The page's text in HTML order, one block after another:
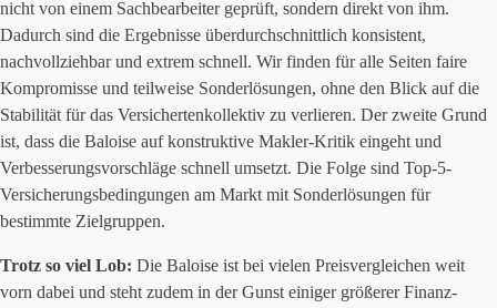
nicht von einem Sachbearbeiter geprüft, sondern direkt von ihm.
Dadurch sind die Ergebnisse überdurchschnittlich konsistent,
nachvollziehbar und extrem schnell. Wir finden für alle Seiten faire
Kompromisse und teilweise Sonderlösungen, ohne den Blick auf die
Stabilität für das Versichertenkollektiv zu verlieren. Der zweite Grund
ist, dass die Baloise auf konstruktive Makler-Kritik eingeht und
Verbesserungsvorschläge schnell umsetzt. Die Folge sind Top-5-
Versicherungsbedingungen am Markt mit Sonderlösungen für
bestimmte Zielgruppen.
Trotz so viel Lob: Die Baloise ist bei vielen Preisvergleichen weit
vorn dabei und steht zudem in der Gunst einiger größerer Finanz-